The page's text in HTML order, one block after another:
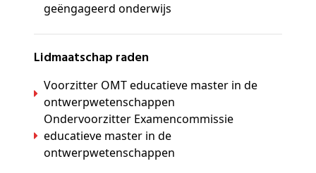
geëngageerd onderwijs
Lidmaatschap raden
Voorzitter OMT educatieve master in de
ontwerpwetenschappen
Ondervoorzitter Examencommissie
educatieve master in de
ontwerpwetenschappen